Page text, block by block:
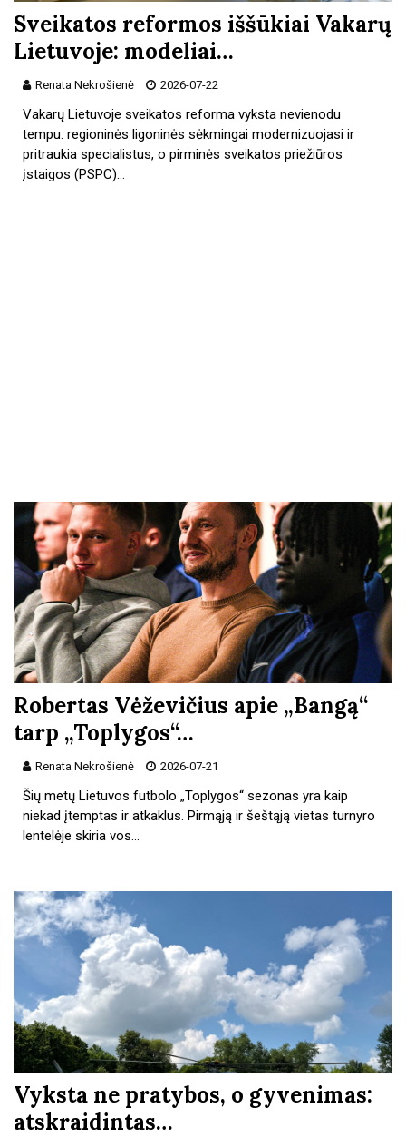
Sveikatos reformos iššūkiai Vakarų
Lietuvoje: modeliai…
Renata Nekrošienė 2026-07-22
Vakarų Lietuvoje sveikatos reforma vyksta nevienodu
tempu: regioninės ligoninės sėkmingai modernizuojasi ir
pritraukia specialistus, o pirminės sveikatos priežiūros
įstaigos (PSPC)…
Robertas Vėževičius apie „Bangą“
tarp „Toplygos“…
Renata Nekrošienė 2026-07-21
Šių metų Lietuvos futbolo „Toplygos“ sezonas yra kaip
niekad įtemptas ir atkaklus. Pirmąją ir šeštąją vietas turnyro
lentelėje skiria vos…
Vyksta ne pratybos, o gyvenimas:
atskraidintas…